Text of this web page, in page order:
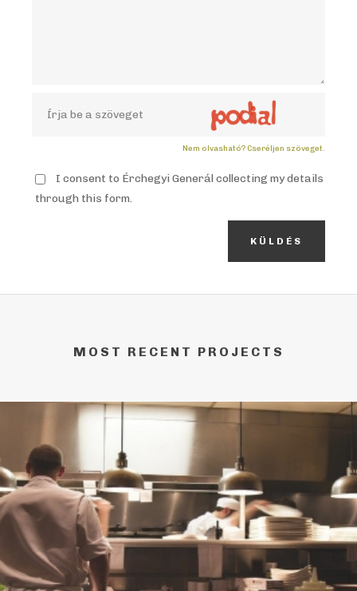
Nem olvasható? Cseréljen szöveget.
I consent to Érchegyi Generál collecting my details
through this form.
KÜLDÉS
MOST RECENT PROJECTS